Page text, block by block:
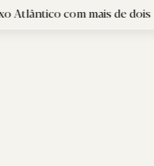
mais de dois mil atletas